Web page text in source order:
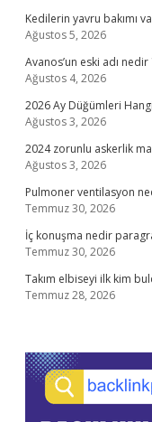
Kedilerin yavru bakımı
Ağustos 5, 2026
Avanos’un eski adı nedir
Ağustos 4, 2026
2026 Ay Düğümleri
Ağustos 3, 2026
2024 zorunlu askerlik
Ağustos 3, 2026
Pulmoner ventilasyon
Temmuz 30, 2026
İç konuşma nedir
Temmuz 30, 2026
Takım elbiseyi ilk kim
Temmuz 28, 2026